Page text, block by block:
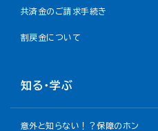
共済金のご請求手続き
割戻金について​
知る・学ぶ
意外と知らない！？保障のホン